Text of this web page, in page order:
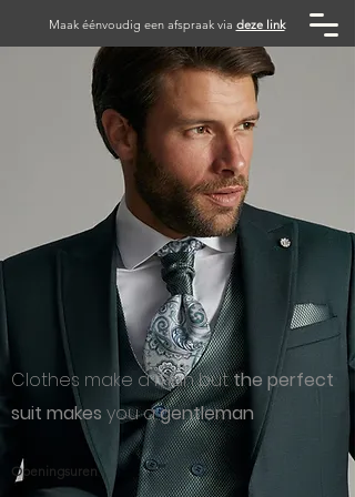
Maak éénvoudig een afspraak via deze link
Clothes make a man butthe perfect
suit makes you agentleman
Openingsuren